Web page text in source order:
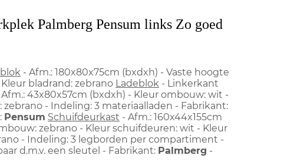
Palmberg Pensum links Zo goed
- Afm.: 180x80x75cm (bxdxh) - Vaste hoogte
bladrand: zebrano Ladeblok - Linkerkant
43x80x57cm (bxdxh) - Kleur ombouw: wit -
zebrano - Indeling: 3 materiaalladen - Fabrikant:
Pensum Schuifdeurkast - Afm.: 160x44x155cm
zebrano - Kleur schuifdeuren: wit - Kleur
- Indeling: 3 legborden per compartiment -
d.m.v. een sleutel - Fabrikant: Palmberg -